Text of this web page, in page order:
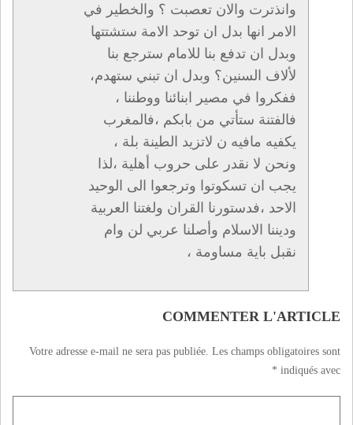
وانذترت والان تعصبت ؟ والخطير في
الامر انها بدل ان توحد الامة ستشتتها
وبدل ان تدفع بنا للامام سترجع بنا
لألاف السنين؟ وبدل ان تبني ستهدم،
ففكروا في مصير ابنائنا ووطننا ،
فالفتنة ستأتي من بابكم ،فالمغرب
يكفيه مافيه ن لاتزيد الطينة بلة ،
ونحن لا نقدر على حروب أهلية ،لذا
يجب ان تسكوتوا وترجعوا الى الوحيد
الاحد ،فدستورنا القران ولغتنا العربية
وديننا الاسلام وأصلنا عربي لن وام
نقبل باية مساومة ،
COMMENTER L'ARTICLE
Votre adresse e-mail ne sera pas publiée. Les champs obligatoires sont
indiqués avec
*